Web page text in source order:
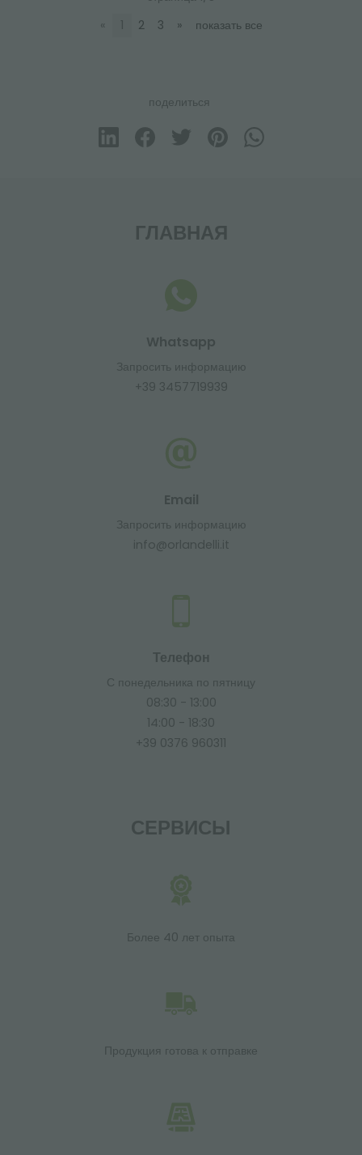
«
1 2 3 » показать все
поделиться
ГЛАВНАЯ
Whatsapp
Запросить информацию
+39 3457719939
Email
Запросить информацию
info@orlandelli.it
Телефон
С понедельника по пятницу
08:30 - 13:00
14:00 - 18:30
+39 0376 960311
СЕРВИСЫ
Более 40 лет опыта
Продукция готова к отправке